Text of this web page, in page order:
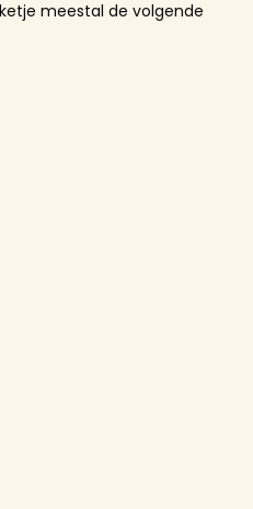
meestal de volgende